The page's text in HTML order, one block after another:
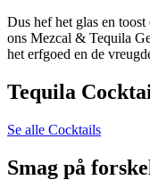
Dus hef het glas en
ons Mezcal & Tequila
het erfgoed en de
Tequila
Se alle Cocktails
Smag på